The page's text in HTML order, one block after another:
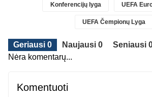
Konferencijų lyga UEFA
UEFA Čempionų Lyga
Geriausi 0 Naujausi 0
Seniausi
Nėra komentarų...
Komentuoti